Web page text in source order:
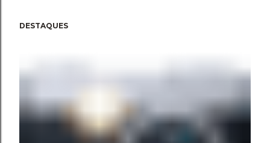
DESTAQUES